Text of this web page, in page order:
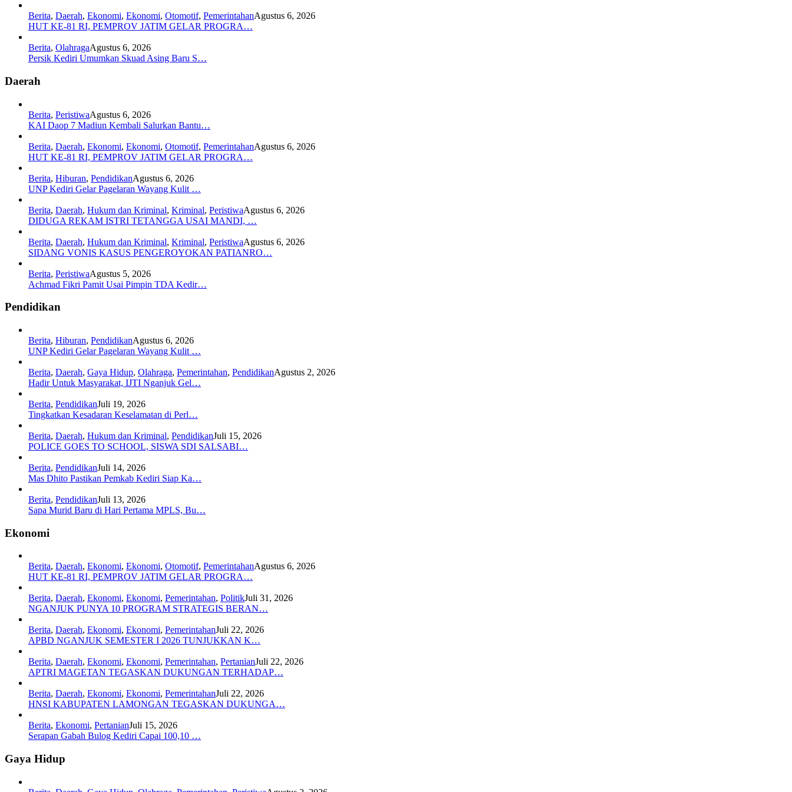
Berita, Daerah, Ekonomi, Ekonomi, Otomotif, PemerintahanAgustus 6, 2026
HUT KE-81 RI, PEMPROV JATIM GELAR PROGRA…
Berita, OlahragaAgustus 6, 2026
Persik Kediri Umumkan Skuad Asing Baru S…
Daerah
Berita, PeristiwaAgustus 6, 2026
KAI Daop 7 Madiun Kembali Salurkan Bantu…
Berita, Daerah, Ekonomi, Ekonomi, Otomotif, PemerintahanAgustus 6, 2026
HUT KE-81 RI, PEMPROV JATIM GELAR PROGRA…
Berita, Hiburan, PendidikanAgustus 6, 2026
UNP Kediri Gelar Pagelaran Wayang Kulit …
Berita, Daerah, Hukum dan Kriminal, Kriminal, PeristiwaAgustus 6, 2026
DIDUGA REKAM ISTRI TETANGGA USAI MANDI, …
Berita, Daerah, Hukum dan Kriminal, Kriminal, PeristiwaAgustus 6, 2026
SIDANG VONIS KASUS PENGEROYOKAN PATIANRO…
Berita, PeristiwaAgustus 5, 2026
Achmad Fikri Pamit Usai Pimpin TDA Kedir…
Pendidikan
Berita, Hiburan, PendidikanAgustus 6, 2026
UNP Kediri Gelar Pagelaran Wayang Kulit …
Berita, Daerah, Gaya Hidup, Olahraga, Pemerintahan, PendidikanAgustus 2, 2026
Hadir Untuk Masyarakat, IJTI Nganjuk Gel…
Berita, PendidikanJuli 19, 2026
Tingkatkan Kesadaran Keselamatan di Perl…
Berita, Daerah, Hukum dan Kriminal, PendidikanJuli 15, 2026
POLICE GOES TO SCHOOL, SISWA SDI SALSABI…
Berita, PendidikanJuli 14, 2026
Mas Dhito Pastikan Pemkab Kediri Siap Ka…
Berita, PendidikanJuli 13, 2026
Sapa Murid Baru di Hari Pertama MPLS, Bu…
Ekonomi
Berita, Daerah, Ekonomi, Ekonomi, Otomotif, PemerintahanAgustus 6, 2026
HUT KE-81 RI, PEMPROV JATIM GELAR PROGRA…
Berita, Daerah, Ekonomi, Ekonomi, Pemerintahan, PolitikJuli 31, 2026
NGANJUK PUNYA 10 PROGRAM STRATEGIS BERAN…
Berita, Daerah, Ekonomi, Ekonomi, PemerintahanJuli 22, 2026
APBD NGANJUK SEMESTER I 2026 TUNJUKKAN K…
Berita, Daerah, Ekonomi, Ekonomi, Pemerintahan, PertanianJuli 22, 2026
APTRI MAGETAN TEGASKAN DUKUNGAN TERHADAP…
Berita, Daerah, Ekonomi, Ekonomi, PemerintahanJuli 22, 2026
HNSI KABUPATEN LAMONGAN TEGASKAN DUKUNGA…
Berita, Ekonomi, PertanianJuli 15, 2026
Serapan Gabah Bulog Kediri Capai 100,10 …
Gaya Hidup